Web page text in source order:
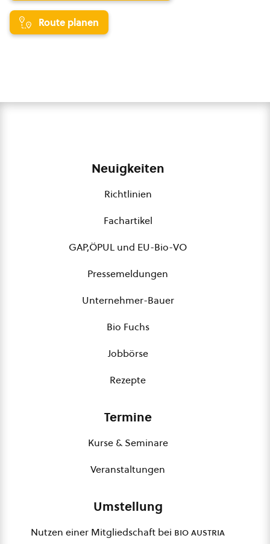
Route planen
Neuigkeiten
Richtlinien
Fachartikel
GAP,ÖPUL und EU-Bio-VO
Pressemeldungen
Unternehmer-Bauer
Bio Fuchs
Jobbörse
Rezepte
Termine
Kurse & Seminare
Veranstaltungen
Umstellung
Nutzen einer Mitgliedschaft bei bio austria